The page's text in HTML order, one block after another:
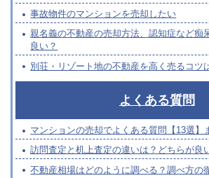
事故物件のマンションを売却したい
親名義の不動産の売却方法、認知症など痴
良い？
別荘・リゾート地の不動産を高く売るコツ
よくある質問
マンションの売却でよくある質問【13選】
訪問査定と机上査定の違いは？どちらが良
不動産相場はどのように調べる？調べ方の